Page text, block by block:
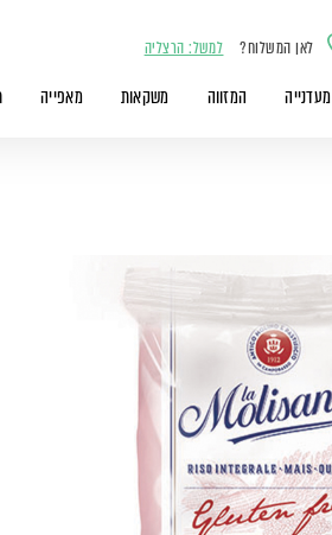
לאן המשלוח? למשל: הרצליה
מעדנייה המזווה משקאות מאפייה